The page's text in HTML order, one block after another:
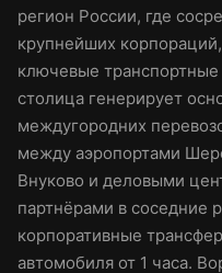
регион России, где
крупнейших
ключевые
столица генерирует
междугородних
между аэропортами
Внуково и деловыми
партнёрами в соседние
корпоративные
автомобиля от 1 часа.